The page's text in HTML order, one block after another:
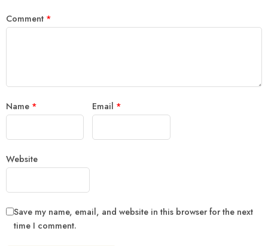
Comment *
Name * Email *
Website
Save my name, email, and website in this browser for the next
time I comment.